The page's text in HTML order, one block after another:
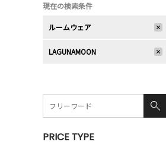
現在の検索条件
ルームウェア
LAGUNAMOON
PRICE TYPE